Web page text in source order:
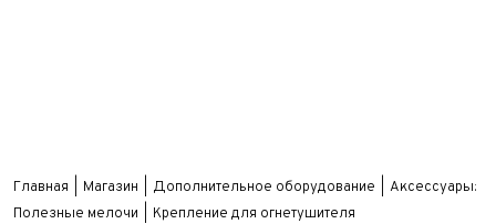
Главная Магазин Дополнительное оборудование
Аксессуары:
Полезные мелочи
Крепление для огнетушителя